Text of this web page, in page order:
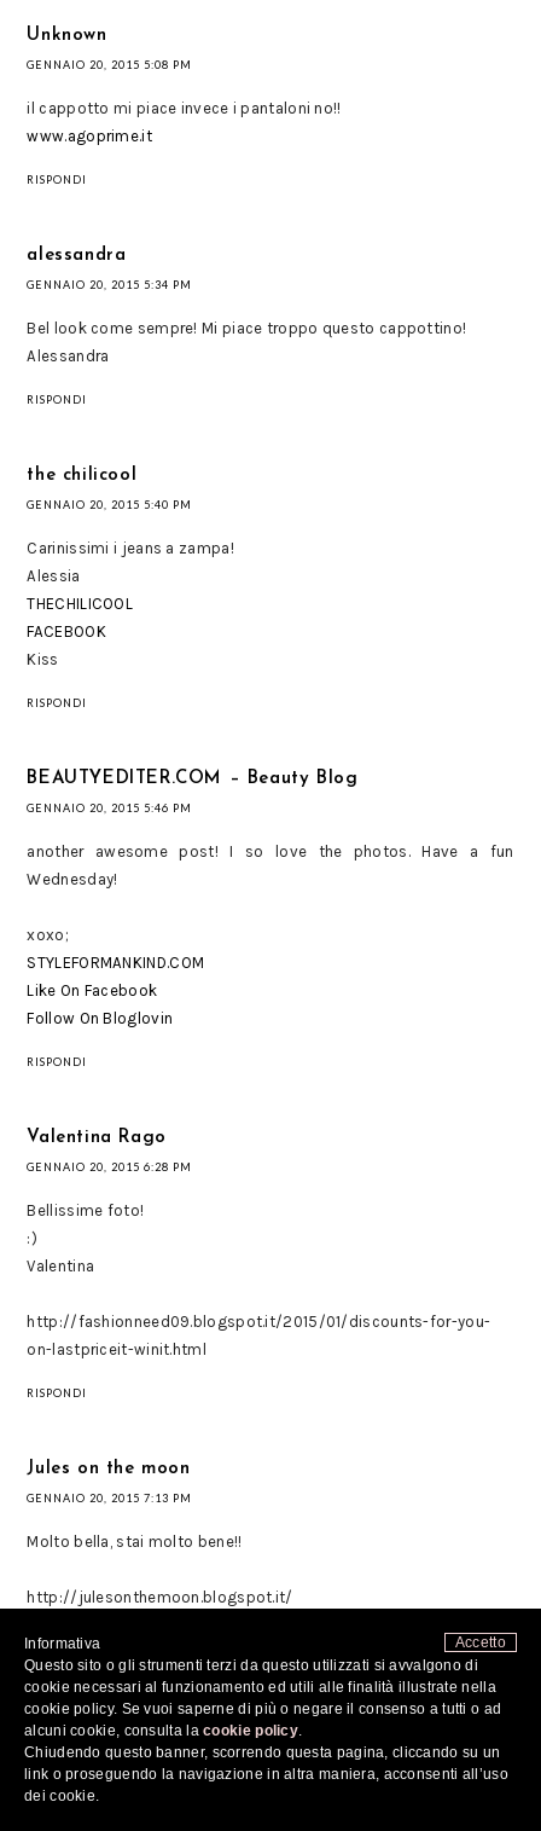
Unknown
GENNAIO 20, 2015 5:08 PM
il cappotto mi piace invece i pantaloni no!!
www.agoprime.it
RISPONDI
alessandra
GENNAIO 20, 2015 5:34 PM
Bel look come sempre! Mi piace troppo questo cappottino!
Alessandra
RISPONDI
the chilicool
GENNAIO 20, 2015 5:40 PM
Carinissimi i jeans a zampa!
Alessia
THECHILICOOL
FACEBOOK
Kiss
RISPONDI
BEAUTYEDITER.COM – Beauty Blog
GENNAIO 20, 2015 5:46 PM
another awesome post! I so love the photos. Have a fun
Wednesday!
xoxo;
STYLEFORMANKIND.COM
Like On Facebook
Follow On Bloglovin
RISPONDI
Valentina Rago
GENNAIO 20, 2015 6:28 PM
Bellissime foto!
:)
Valentina
http://fashionneed09.blogspot.it/2015/01/discounts-for-you-
on-lastpriceit-winit.html
RISPONDI
Jules on the moon
GENNAIO 20, 2015 7:13 PM
Molto bella, stai molto bene!!
http://julesonthemoon.blogspot.it/
RISPONDI
Chahrazad
GENNAIO 20, 2015 7:51 PM
Nice coat!
Accetto
Informativa
Questo sito o gli strumenti terzi da questo utilizzati si avvalgono di
cookie necessari al funzionamento ed utili alle finalità illustrate nella
cookie policy. Se vuoi saperne di più o negare il consenso a tutti o ad
alcuni cookie, consulta lacookie policy.
Chiudendo questo banner, scorrendo questa pagina, cliccando su un
link o proseguendo la navigazione in altra maniera, acconsenti all’uso
dei cookie.